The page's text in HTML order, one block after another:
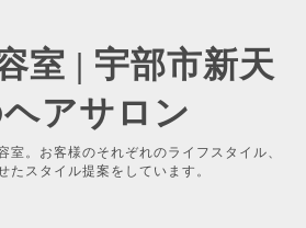
室 | 宇部市新天
アサロン
室。お客様のそれぞれのライフスタイル、
たスタイル提案をしています。